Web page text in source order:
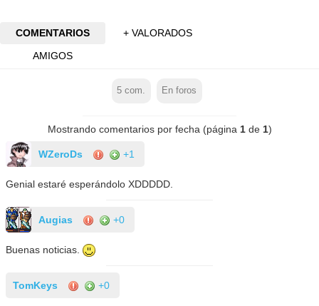
COMENTARIOS
+ VALORADOS
AMIGOS
5 com. En foros
Mostrando comentarios por fecha (página 1de 1)
WZeroDs +1
Genial estaré esperándolo XDDDDD.
Augias +0
Buenas noticias.
TomKeys +0